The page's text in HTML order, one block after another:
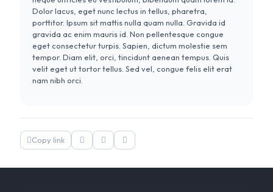
Dolor lacus, eget nunc lectus in tellus, pharetra,
porttitor. Ipsum sit mattis nulla quam nulla. Gravida id
gravida ac enim mauris id. Non pellentesque congue
eget consectetur turpis. Sapien, dictum molestie sem
tempor. Diam elit, orci, tincidunt aenean tempus. Quis
velit eget ut tortor tellus. Sed vel, congue felis elit erat
nam nibh orci.
Copy link